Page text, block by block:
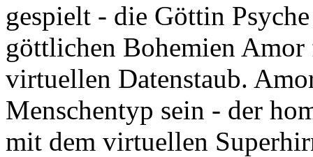
gespielt - die Göttin
göttlichen Bohemien
virtuellen Datenstaub.
Menschentyp sein - der
mit dem virtuellen